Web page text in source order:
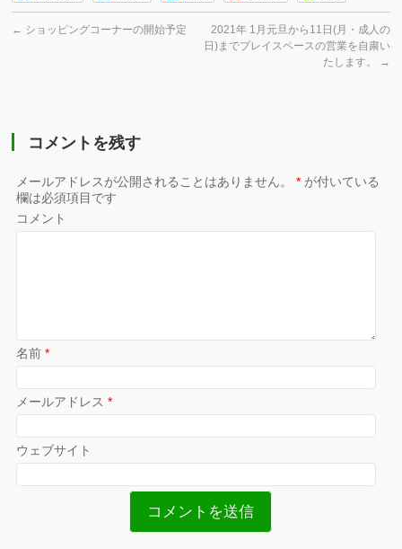
← ショッピングコーナーの開始予定
2021年 1月元旦から11日(月・成人の
日)までプレイスペースの営業を自粛い
たします。
→
コメントを残す
メールアドレスが公開されることはありません。 * が付いている
欄は必須項目です
コメント
名前*
メールアドレス*
ウェブサイト